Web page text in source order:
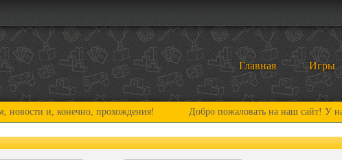
Главная Игры
и, конечно, прохождения! Добро пожаловать на наш сайт! У нас